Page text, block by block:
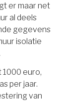
er maar net
al deels
gegevens
isolatie
1000 euro,
per jaar.
van